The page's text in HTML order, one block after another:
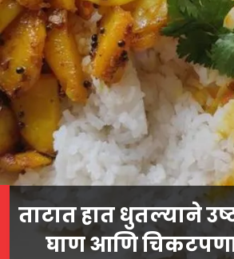
ताटात हात धुतल्याने
घाण आणि